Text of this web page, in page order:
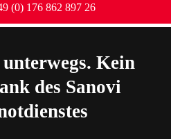
(0) 176 862 897 26
Kein
des Sanovi